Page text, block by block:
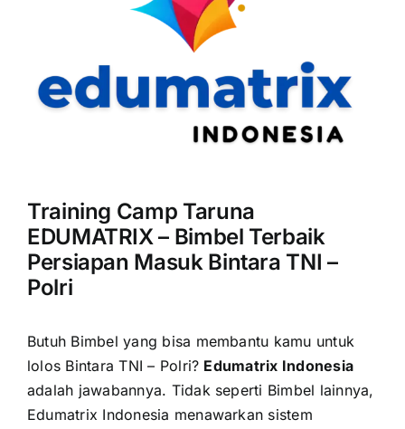
Training Camp Taruna
EDUMATRIX – Bimbel Terbaik
Persiapan Masuk Bintara TNI –
Polri
Butuh Bimbel yang bisa membantu kamu untuk
lolos Bintara TNI – Polri? Edumatrix Indonesia
adalah jawabannya. Tidak seperti Bimbel lainnya,
Edumatrix Indonesia menawarkan sistem